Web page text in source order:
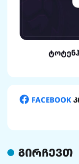
FACEBOOK
გირჩევთ